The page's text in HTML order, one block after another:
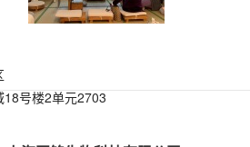
号楼2单元2703